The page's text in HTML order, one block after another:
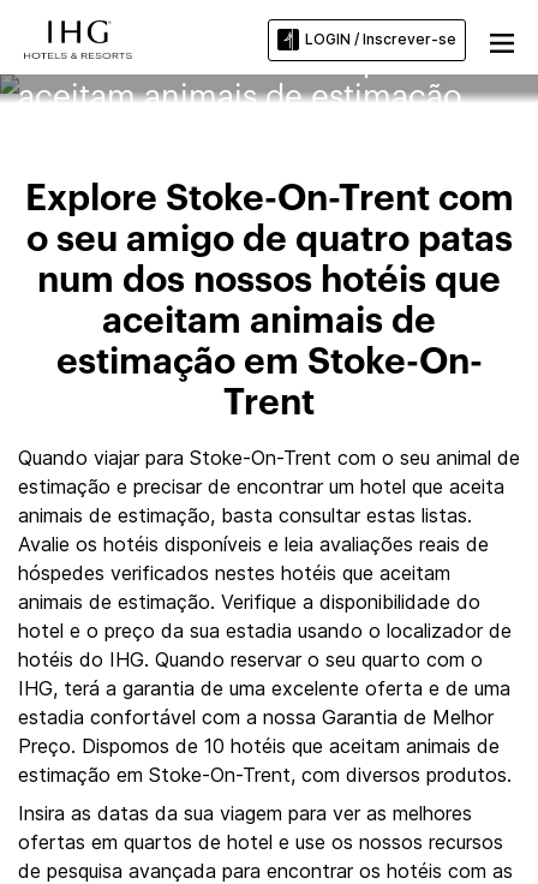
LOGIN / Inscrever-se
Stoke-On-Trent Hotéis que
aceitam animais de estimação
Explore Stoke-On-Trent com
o seu amigo de quatro patas
num dos nossos hotéis que
aceitam animais de
estimação em Stoke-On-
Trent
Quando viajar para Stoke-On-Trent com o seu animal de
estimação e precisar de encontrar um hotel que aceita
animais de estimação, basta consultar estas listas.
Avalie os hotéis disponíveis e leia avaliações reais de
hóspedes verificados nestes hotéis que aceitam
animais de estimação. Verifique a disponibilidade do
hotel e o preço da sua estadia usando o localizador de
hotéis do IHG. Quando reservar o seu quarto com o
IHG, terá a garantia de uma excelente oferta e de uma
estadia confortável com a nossa Garantia de Melhor
Preço. Dispomos de 10 hotéis que aceitam animais de
estimação em Stoke-On-Trent, com diversos produtos.
Insira as datas da sua viagem para ver as melhores
ofertas em quartos de hotel e use os nossos recursos
de pesquisa avançada para encontrar os hotéis com as